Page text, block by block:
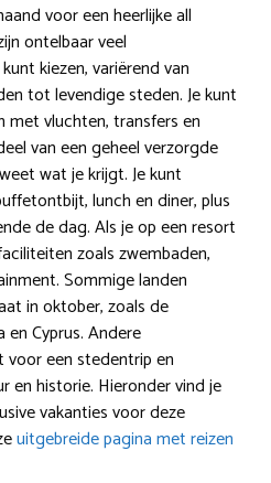
voor een heerlijke all
ontelbaar veel
kiezen, variërend van
tot levendige steden. Je kunt
met vluchten, transfers en
van een geheel verzorgde
wat je krijgt. Je kunt
lunch en diner, plus
de dag. Als je op een resort
zoals zwembaden,
Sommige landen
in oktober, zoals de
en Cyprus. Andere
een stedentrip en
en historie. Hieronder vind je
vakanties voor deze
uitgebreide pagina met reizen